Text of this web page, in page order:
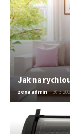
Jak na
zena admin -